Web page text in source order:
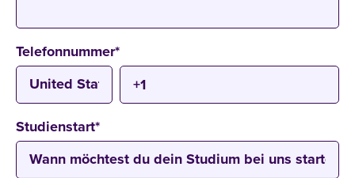
Telefonnummer*
Studienstart*